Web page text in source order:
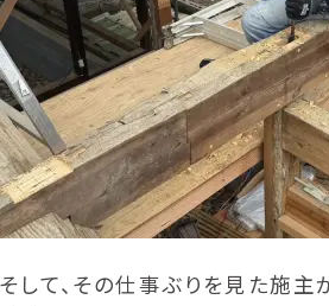
そして、その仕事ぶりを見た施主